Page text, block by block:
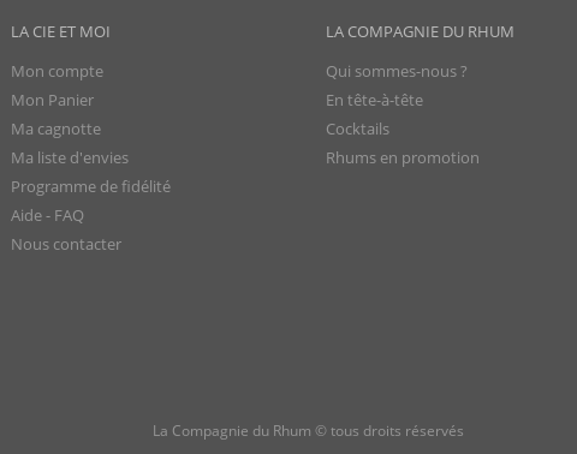
LA COMPAGNIE DU RHUM
Qui sommes-nous ?
En tête-à-tête
Cocktails
Rhums en promotion
LA CIE ET MOI
Mon compte
Mon Panier
Ma cagnotte
Ma liste d'envies
Programme de fidélité
Aide - FAQ
Nous contacter
La Compagnie du Rhum © tous droits réservés